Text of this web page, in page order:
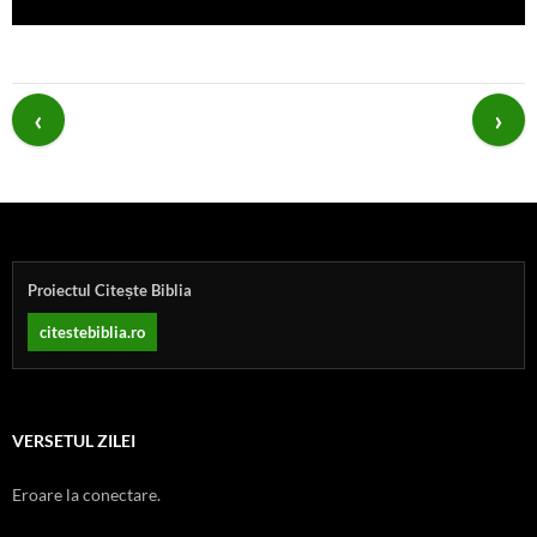
Post
navigation
Proiectul Citește Biblia
citestebiblia.ro
VERSETUL ZILEI
Eroare la conectare.